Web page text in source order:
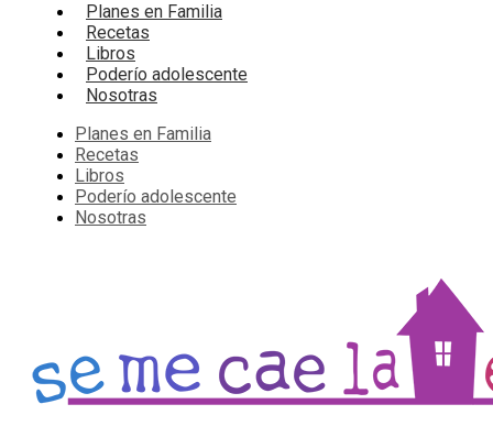
Planes en Familia
Recetas
Libros
Poderío adolescente
Nosotras
Planes en Familia
Recetas
Libros
Poderío adolescente
Nosotras